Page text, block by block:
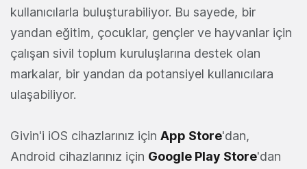
kullanıcılarla buluşturabiliyor. Bu sayede, bir
yandan eğitim, çocuklar, gençler ve hayvanlar için
çalışan sivil toplum kuruluşlarına destek olan
markalar, bir yandan da potansiyel kullanıcılara
ulaşabiliyor.
Givin'i iOS cihazlarınız için App Store'dan,
Android cihazlarınız için Google Play Store'dan